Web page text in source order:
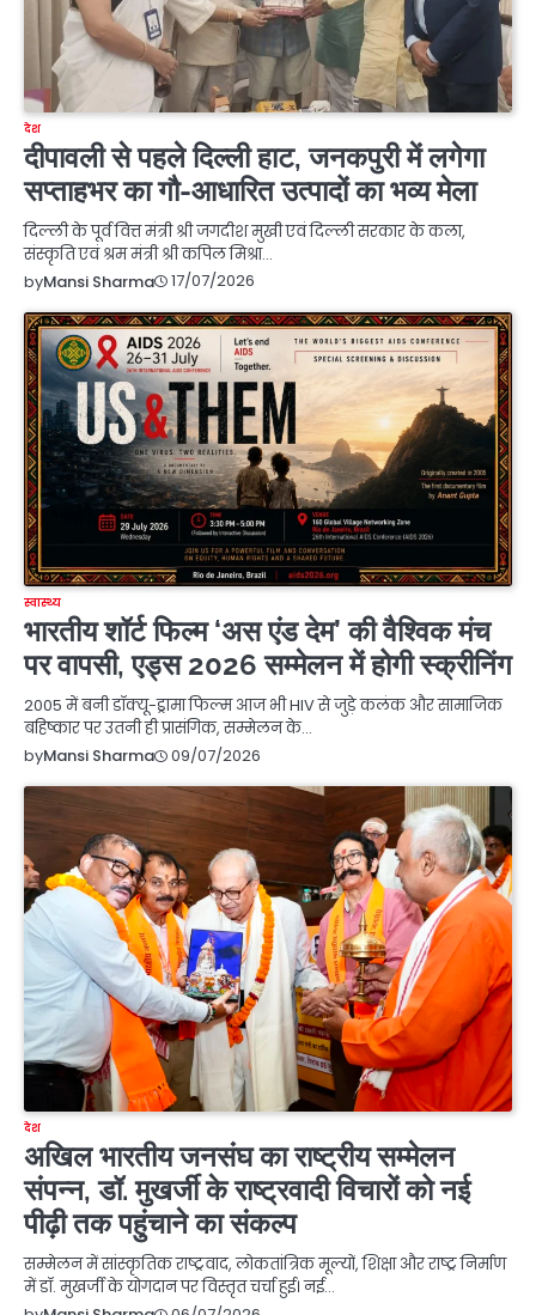
देश
दीपावली से पहले दिल्ली हाट, जनकपुरी में लगेगा
सप्ताहभर का गौ-आधारित उत्पादों का भव्य मेला
दिल्ली के पूर्व वित्त मंत्री श्री जगदीश मुखी एवं दिल्ली सरकार के कला,
संस्कृति एवं श्रम मंत्री श्री कपिल मिश्रा…
byMansi Sharma 17/07/2026
स्वास्थ्य
भारतीय शॉर्ट फिल्म ‘अस एंड देम’ की वैश्विक मंच
पर वापसी, एड्स 2026 सम्मेलन में होगी स्क्रीनिंग
2005 में बनी डॉक्यू-ड्रामा फिल्म आज भी HIV से जुड़े कलंक और सामाजिक
बहिष्कार पर उतनी ही प्रासंगिक, सम्मेलन के…
byMansi Sharma 09/07/2026
देश
अखिल भारतीय जनसंघ का राष्ट्रीय सम्मेलन
संपन्न, डॉ. मुखर्जी के राष्ट्रवादी विचारों को नई
पीढ़ी तक पहुंचाने का संकल्प
सम्मेलन में सांस्कृतिक राष्ट्रवाद, लोकतांत्रिक मूल्यों, शिक्षा और राष्ट्र निर्माण
में डॉ. मुखर्जी के योगदान पर विस्तृत चर्चा हुई। नई…